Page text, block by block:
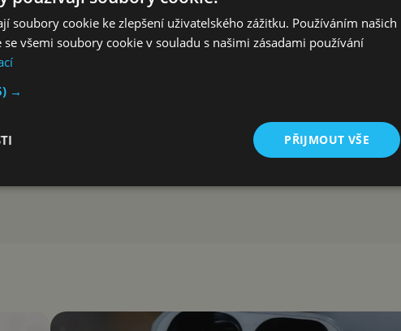
soubory cookie ke zlepšení uživatelského zážitku. Používáním našich
všemi soubory cookie v souladu s našimi zásadami používání
→
PŘIJMOUT VŠE